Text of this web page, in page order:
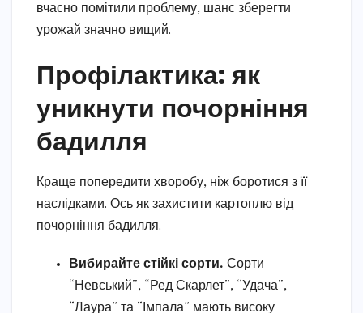
вчасно помітили проблему, шанс зберегти
урожай значно вищий.
Профілактика: як
уникнути почорніння
бадилля
Краще попередити хворобу, ніж боротися з її
наслідками. Ось як захистити картоплю від
почорніння бадилля.
Вибирайте стійкі сорти. Сорти
“Невський”, “Ред Скарлет”, “Удача”,
“Лаура” та “Імпала” мають високу